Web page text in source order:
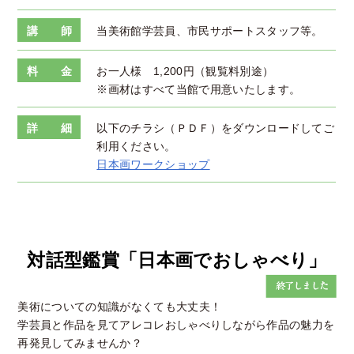
講 師 当美術館学芸員、市民サポートスタッフ等。
料 金
お一人様 1,200円（観覧料別途）
※画材はすべて当館で用意いたします。
詳 細
以下のチラシ（ＰＤＦ）をダウンロードしてご
利用ください。
日本画ワークショップ
対話型鑑賞「日本画でおしゃべり」
美術についての知識がなくても大丈夫！
学芸員と作品を見てアレコレおしゃべりしながら作品の魅力を
再発見してみませんか？